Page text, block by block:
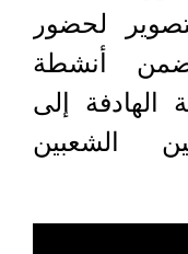
لحضور
ضمن أنشطة
الهادفة إلى
الشعبين